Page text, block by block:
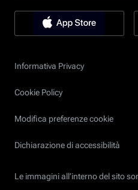
Informativa Privacy
Cookie Policy
Modifica preferenze cookie
Dichiarazione di accessibilità
Le immagini all’interno del sito